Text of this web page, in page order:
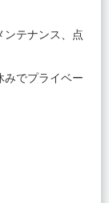
ンテナンス、点
みでプライベー